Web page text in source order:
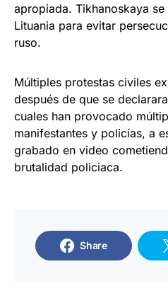
apropiada. Tikhanoskaya
Lituania para evitar
ruso.
Múltiples protestas civiles
después de que se
cuales han provocado
manifestantes y policías, a
grabado en video
brutalidad policiaca.
Share